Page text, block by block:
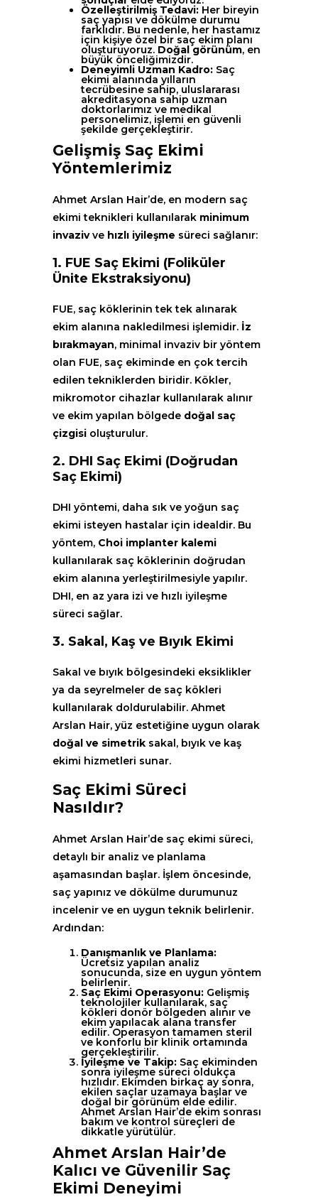
Özelleştirilmiş Tedavi: Her bireyin
saç yapısı ve dökülme durumu
farklıdır. Bu nedenle, her hastamız
için kişiye özel bir saç ekim planı
oluşturuyoruz. Doğal görünüm, en
büyük önceliğimizdir.
Deneyimli Uzman Kadro: Saç
ekimi alanında yılların
tecrübesine sahip, uluslararası
akreditasyona sahip uzman
doktorlarımız ve medikal
personelimiz, işlemi en güvenli
şekilde gerçekleştirir.
Gelişmiş Saç Ekimi
Yöntemlerimiz
Ahmet Arslan Hair’de, en modern saç
ekimi teknikleri kullanılarak minimum
invazivve hızlı iyileşme süreci sağlanır:
1. FUE Saç Ekimi (Foliküler
Ünite Ekstraksiyonu)
FUE, saç köklerinin tek tek alınarak
ekim alanına nakledilmesi işlemidir. İz
bırakmayan, minimal invaziv bir yöntem
olan FUE, saç ekiminde en çok tercih
edilen tekniklerden biridir. Kökler,
mikromotor cihazlar kullanılarak alınır
ve ekim yapılan bölgede doğal saç
çizgisi oluşturulur.
2. DHI Saç Ekimi (Doğrudan
Saç Ekimi)
DHI yöntemi, daha sık ve yoğun saç
ekimi isteyen hastalar için idealdir. Bu
yöntem, Choi implanter kalemi
kullanılarak saç köklerinin doğrudan
ekim alanına yerleştirilmesiyle yapılır.
DHI, en az yara izi ve hızlı iyileşme
süreci sağlar.
3. Sakal, Kaş ve Bıyık Ekimi
Sakal ve bıyık bölgesindeki eksiklikler
ya da seyrelmeler de saç kökleri
kullanılarak doldurulabilir. Ahmet
Arslan Hair, yüz estetiğine uygun olarak
doğal ve simetrik sakal, bıyık ve kaş
ekimi hizmetleri sunar.
Saç Ekimi Süreci
Nasıldır?
Ahmet Arslan Hair’de saç ekimi süreci,
detaylı bir analiz ve planlama
aşamasından başlar. İşlem öncesinde,
saç yapınız ve dökülme durumunuz
incelenir ve en uygun teknik belirlenir.
Ardından:
Danışmanlık ve Planlama:
Ücretsiz yapılan analiz
sonucunda, size en uygun yöntem
belirlenir.
Saç Ekimi Operasyonu: Gelişmiş
teknolojiler kullanılarak, saç
kökleri donör bölgeden alınır ve
ekim yapılacak alana transfer
edilir. Operasyon tamamen steril
ve konforlu bir klinik ortamında
gerçekleştirilir.
İyileşme ve Takip: Saç ekiminden
sonra iyileşme süreci oldukça
hızlıdır. Ekimden birkaç ay sonra,
ekilen saçlar uzamaya başlar ve
doğal bir görünüm elde edilir.
Ahmet Arslan Hair’de ekim sonrası
bakım ve kontrol süreçleri de
dikkatle yürütülür.
Ahmet Arslan Hair’de
Kalıcı ve Güvenilir Saç
Ekimi Deneyimi